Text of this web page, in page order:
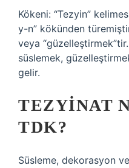
Kökeni: “Tezyin”
y-n” kökünden
veya
süslemek,
gelir.
TEZYINAT
TDK?
Süsleme, dekorasyon